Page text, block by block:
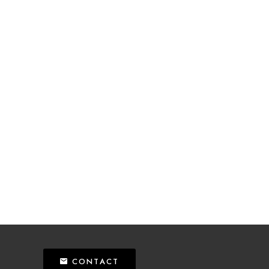
CONTACT